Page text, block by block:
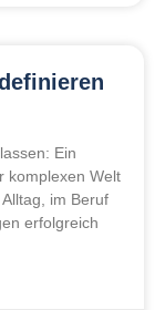
Ein
komplexen Welt
im Beruf
erfolgreich